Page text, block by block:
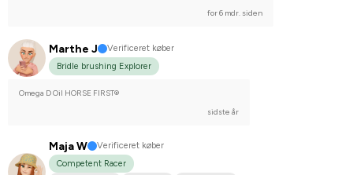
for 6 mdr. siden
Marthe J
Verificeret køber
Bridle brushing Explorer
Omega D Oil HORSE FIRST®
sidste år
Maja W
Verificeret køber
Competent Racer